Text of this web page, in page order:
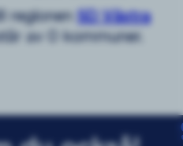
regionenSD Västra
av 0 kommuner.